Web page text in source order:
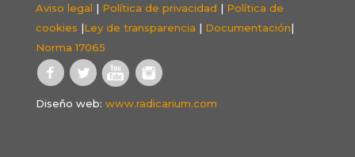
Aviso legal | Política de privacidad | Política de
cookies |Ley de transparencia | Documentación|
Norma 17065
Diseño web: www.radicarium.com